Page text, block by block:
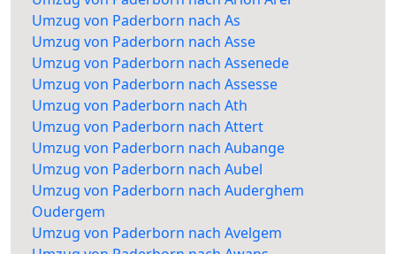
Umzug von Paderborn nach As
Umzug von Paderborn nach Asse
Umzug von Paderborn nach Assenede
Umzug von Paderborn nach Assesse
Umzug von Paderborn nach Ath
Umzug von Paderborn nach Attert
Umzug von Paderborn nach Aubange
Umzug von Paderborn nach Aubel
Umzug von Paderborn nach Auderghem
Oudergem
Umzug von Paderborn nach Avelgem